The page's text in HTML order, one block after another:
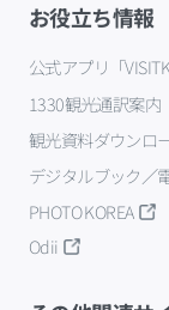
お役立ち情報
公式アプリ「
1330観光通訳案内
観光資料ダウンロ
デジタルブック／
PHOTO KOREA
Odii